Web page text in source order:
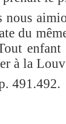
du
à la
491.492.